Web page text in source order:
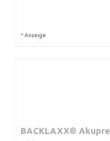
* Anzeige
BACKLAXX®